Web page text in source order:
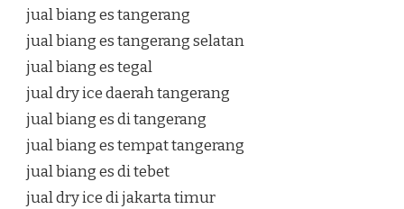
jual biang es tangerang
jual biang es tangerang selatan
jual biang es tegal
jual dry ice daerah tangerang
jual biang es di tangerang
jual biang es tempat tangerang
jual biang es di tebet
jual dry ice di jakarta timur